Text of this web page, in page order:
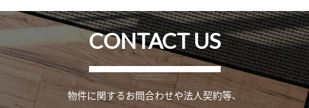
CONTACT US
物件に関するお問合わせや法人契約等、